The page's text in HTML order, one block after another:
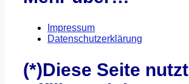
Impressum
Datenschutzerklärung
(*)Diese Seite nutzt